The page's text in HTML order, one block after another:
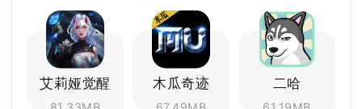
艾莉娅觉醒 木瓜奇迹 二哈